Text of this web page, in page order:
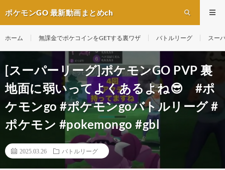
ポケモンGO 最新動画まとめch
ホーム 無課金でポケコインをGETする裏ワザ バトルリーグ スー
[スーパーリーグ]ポケモンGO PVP 裏
地面に弱いってよくあるよね😎 #ポ
ケモンgo #ポケモンgoバトルリーグ #
ポケモン #pokemongo #gbl
2025.03.26 バトルリーグ